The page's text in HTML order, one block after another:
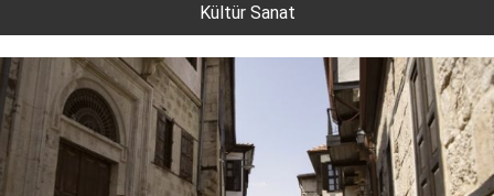
Kültür Sanat